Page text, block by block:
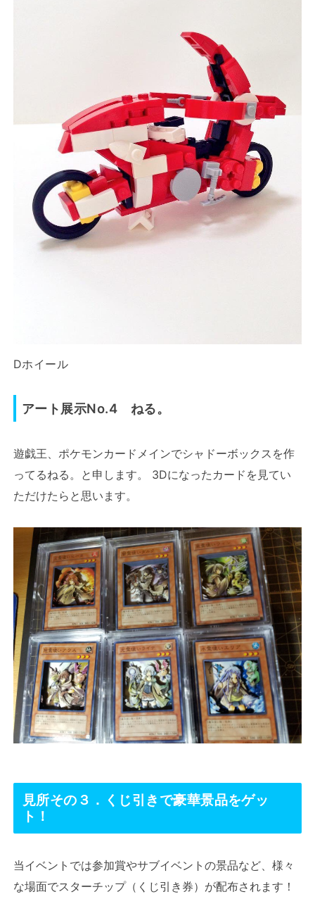
Dホイール
アート展示No.4 ねる。
遊戯王、ポケモンカードメインでシャドーボックスを作
ってるねる。と申します。 3Dになったカードを見てい
ただけたらと思います。
見所その３．くじ引きで豪華景品をゲッ
ト！
当イベントでは参加賞やサブイベントの景品など、様々
な場面でスターチップ（くじ引き券）が配布されます！